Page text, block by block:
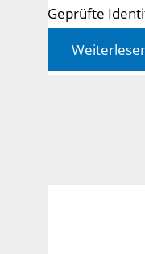
Geprüfte
Matthäus
04,1-
11